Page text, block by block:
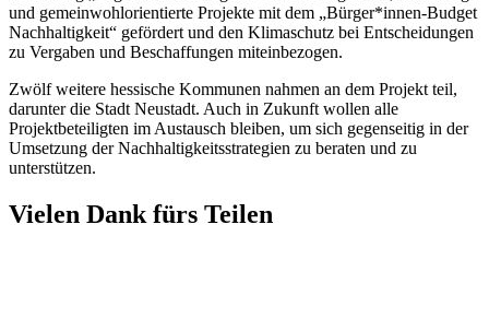
und gemeinwohlorientierte Projekte mit dem „Bürger*innen-Budget
Nachhaltigkeit“ gefördert und den Klimaschutz bei Entscheidungen
zu Vergaben und Beschaffungen miteinbezogen.
Zwölf weitere hessische Kommunen nahmen an dem Projekt teil,
darunter die Stadt Neustadt. Auch in Zukunft wollen alle
Projektbeteiligten im Austausch bleiben, um sich gegenseitig in der
Umsetzung der Nachhaltigkeitsstrategien zu beraten und zu
unterstützen.
Vielen Dank fürs Teilen